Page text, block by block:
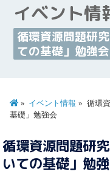
イベント情
循環資源問題研
ての基礎」勉強会
イベント情報
循環
基礎」勉強会
循環資源問題研
いての基礎」勉